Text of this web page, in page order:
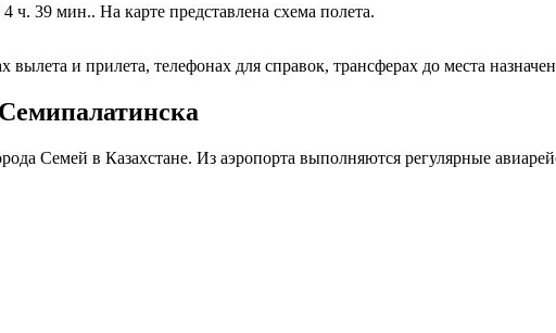
39 мин.. На карте представлена схема полета.Санкт-Петербург
и прилета, телефонах для справок, трансферах до места
Семей в Казахстане. Из аэропорта выполняются регулярные